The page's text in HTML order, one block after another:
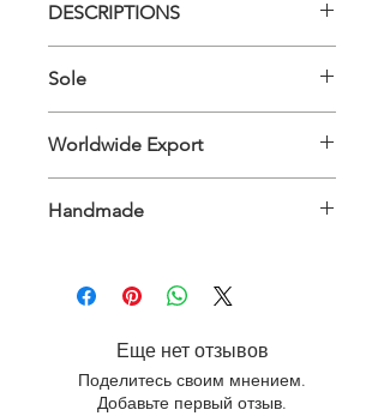
DESCRIPTIONS
Leather - Inner Material: 100%
Genuine Leather
Sole
Type B
Worldwide Export
Handmade
Еще нет отзывов
Поделитесь своим мнением.
Добавьте первый отзыв.